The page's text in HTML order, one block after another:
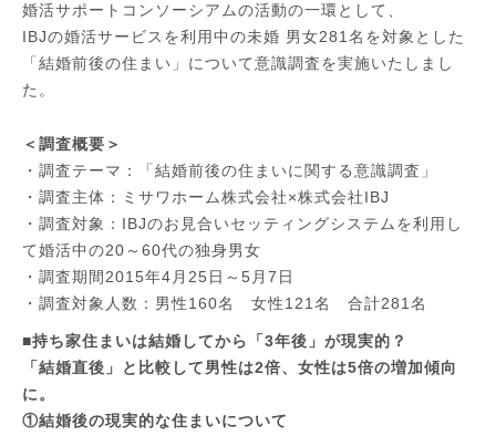
婚活サポートコンソーシアムの活動の一環として、
IBJの婚活サービスを利用中の未婚 男女281名を対象とした
「結婚前後の住まい」について意識調査を実施いたしまし
た。
＜調査概要＞
・調査テーマ：「結婚前後の住まいに関する意識調査」
・調査主体：ミサワホーム株式会社×株式会社IBJ
・調査対象：IBJのお見合いセッティングシステムを利用し
て婚活中の20～60代の独身男女
・調査期間2015年4月25日～5月7日
・調査対象人数：男性160名 女性121名 合計281名
■持ち家住まいは結婚してから「3年後」が現実的？
「結婚直後」と比較して男性は2倍、女性は5倍の増加傾向
に。
①結婚後の現実的な住まいについて